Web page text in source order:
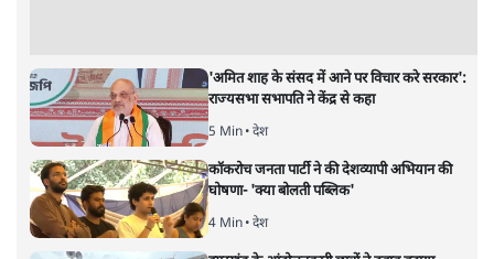
सतीश झा
भारत-यूरोपीय संघ मुक्त व्यापार समझौताः क्या यूरोप की ओर भारत
का झुकाव एक लंबा रणनीतिक नज़रिया है या वैश्विक दबावों और